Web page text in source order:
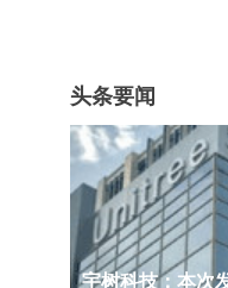
头条要闻
宇树科技：本次